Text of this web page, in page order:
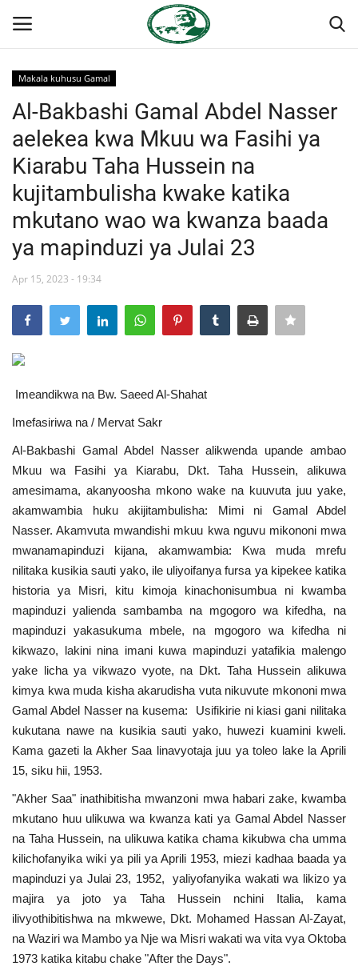
Nyumba
Jukwaa la Nasser la Kimataifa
Wasiliana
Onyesho la Majaribio
Misri
Urithi wa Nasser
Habari
Harakati ya Nasser kwa Vijana
Kanuni na Masharti ya Udhamini wa
Nasser
Udhamini wa Nasser
Nyaraka na Marejeleo
Waanzilishi
Raia wa ulimwengu mzima
Nyaraka
Nafasi
Washiriki
Video
Maonyesho
Wadhamini
Makala kuhusu Gamal
Al-Bakbashi Gamal Abdel Nasser
aelekea kwa Mkuu wa Fasihi ya
Kiarabu Taha Hussein na
kujitambulisha kwake katika
mkutano wao wa kwanza baada
ya mapinduzi ya Julai 23
Apr 15, 2023 - 19:34
Imeandikwa na Bw. Saeed Al-Shahat
Imefasiriwa na / Mervat Sakr
Al-Bakbashi Gamal Abdel Nasser alikwenda upande ambao
Mkuu wa Fasihi ya Kiarabu, Dkt. Taha Hussein, alikuwa
amesimama, akanyoosha mkono wake na kuuvuta juu yake,
akamwambia huku akijitambulisha: Mimi ni Gamal Abdel
Nasser. Akamvuta mwandishi mkuu kwa nguvu mikononi mwa
mwanamapinduzi kijana, akamwambia: Kwa muda mrefu
nilitaka kusikia sauti yako, ile uliyoifanya fursa ya kipekee katika
historia ya Misri, kitu kimoja kinachonisumbua ni kwamba
mapinduzi yalienda sambamba na mgogoro wa kifedha, na
mapinduzi yakasukuma mbele, na mgogoro wa kifedha ni
kikwazo, lakini nina imani kuwa mapinduzi yatafikia malengo
yake licha ya vikwazo vyote, na Dkt. Taha Hussein alikuwa
kimya kwa muda kisha akarudisha vuta nikuvute mkononi mwa
Gamal Abdel Nasser na kusema: Usifikirie ni kiasi gani nilitaka
kukutana nawe na kusikia sauti yako, huwezi kuamini kweli.
Kama gazeti la Akher Saa linavyotaja juu ya toleo lake la Aprili
15, siku hii, 1953.
"Akher Saa" inathibitisha mwanzoni mwa habari zake, kwamba
mkutano huu ulikuwa wa kwanza kati ya Gamal Abdel Nasser
na Taha Hussein, na ulikuwa katika chama kikubwa cha umma
kilichofanyika wiki ya pili ya Aprili 1953, miezi kadhaa baada ya
mapinduzi ya Julai 23, 1952, yaliyofanyika wakati wa likizo ya
majira ya joto ya Taha Hussein nchini Italia, kama
ilivyothibitishwa na mkwewe, Dkt. Mohamed Hassan Al-Zayat,
na Waziri wa Mambo ya Nje wa Misri wakati wa vita vya Oktoba
1973 katika kitabu chake "After the Days".